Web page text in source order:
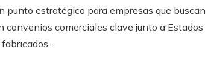
punto estratégico para empresas que buscan
comerciales clave junto a Estados